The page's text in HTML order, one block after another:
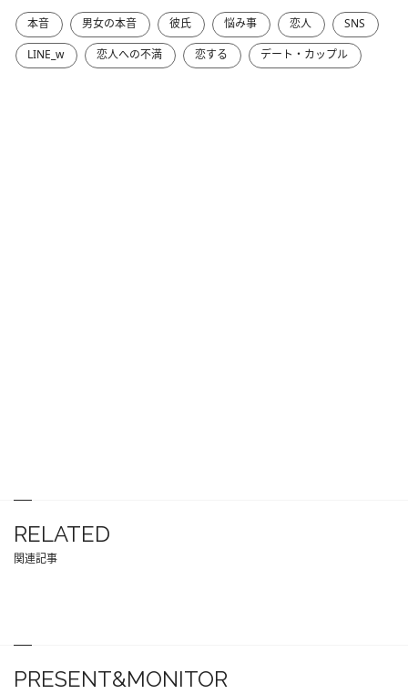
本音 男女の本音 彼氏 悩み事 恋人
SNS
LINE_w
恋人への不満 恋する デート・カップル
RELATED
関連記事
PRESENT&MONITOR